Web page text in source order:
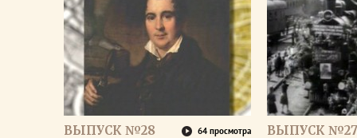
ВЫПУСК №28 64 просмотра ВЫПУСК №27